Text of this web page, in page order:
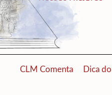
CLM Comenta Dica